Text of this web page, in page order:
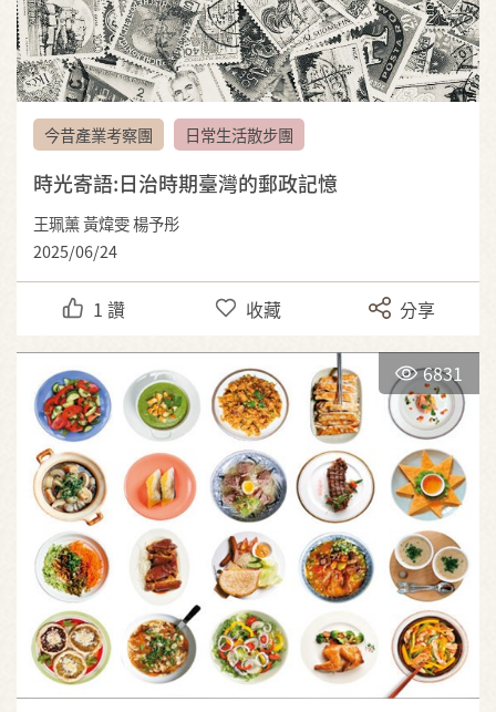
今昔產業考察團 日常生活散步團
時光寄語:日治時期臺灣的郵政記憶
王珮薰 黃煒雯 楊予彤
2025/06/24
1 讚 收藏 分享
6831